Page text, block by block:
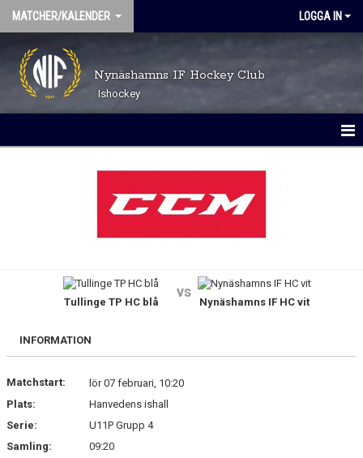
MATCHER/KALENDER LOGGA IN
Nynäshamns IF Hockey Club
Ishockey
Tullinge TP HC blå
vs
Nynäshamns IF HC vit
INFORMATION
Matchstart:
lör 07 februari, 10:20
Plats:
Hanvedens ishall
Serie:
U11P Grupp 4
Samling:
09:20